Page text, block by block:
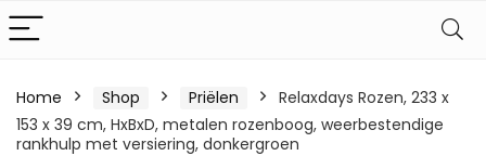
Home Shop Priëlen
Relaxdays Rozen, 233 x
153 x 39 cm, HxBxD, metalen rozenboog, weerbestendige
rankhulp met versiering, donkergroen